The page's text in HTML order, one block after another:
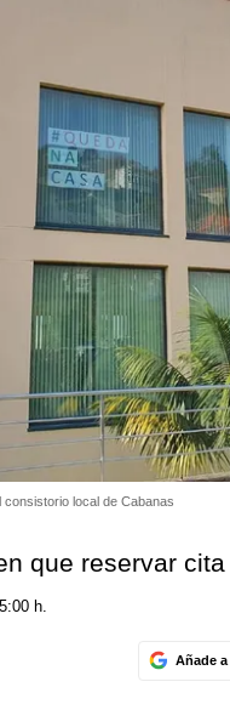
consistorio local de Cabanas
que reservar
h.
Añade